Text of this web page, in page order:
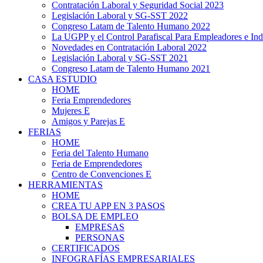
Contratación Laboral y Seguridad Social 2023
Legislación Laboral y SG-SST 2022
Congreso Latam de Talento Humano 2022
La UGPP y el Control Parafiscal Para Empleadores e
Novedades en Contratación Laboral 2022
Legislación Laboral y SG-SST 2021
Congreso Latam de Talento Humano 2021
CASA ESTUDIO
HOME
Feria Emprendedores
Mujeres E
Amigos y Parejas E
FERIAS
HOME
Feria del Talento Humano
Feria de Emprendedores
Centro de Convenciones E
HERRAMIENTAS
HOME
CREA TU APP EN 3 PASOS
BOLSA DE EMPLEO
EMPRESAS
PERSONAS
CERTIFICADOS
INFOGRAFÍAS EMPRESARIALES